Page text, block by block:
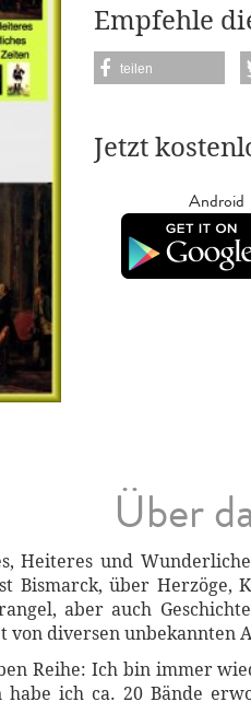
Empfehle
teilen
Jetzt
Android
Über
Heiteres und
Bismarck, über Herzöge,
aber auch
von diversen unbekannten
Reihe: Ich bin immer
habe ich ca. 20 Bände